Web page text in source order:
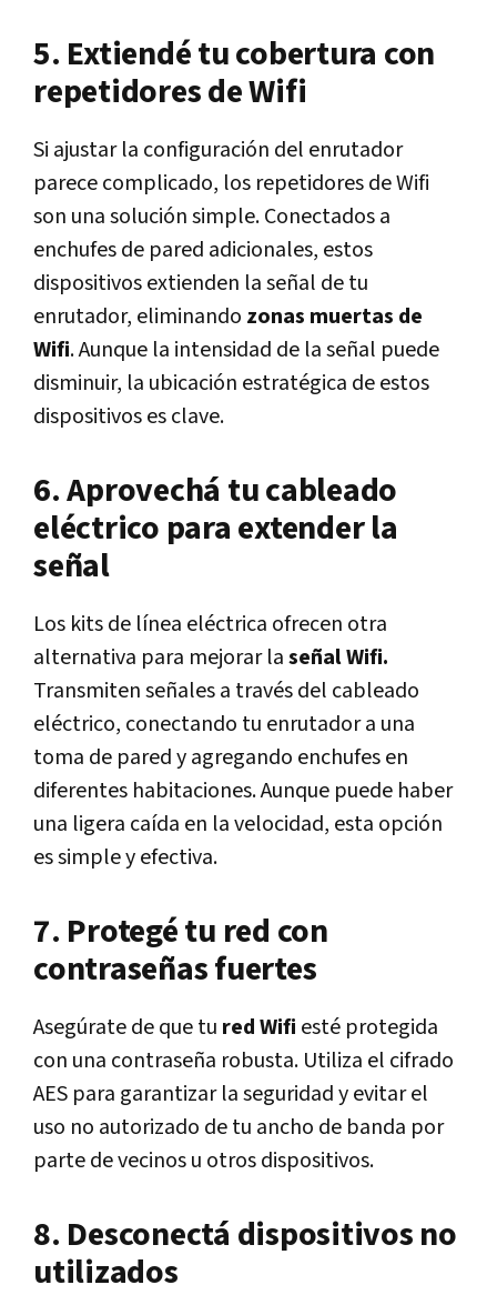
5. Extiendé tu cobertura con
repetidores de Wifi
Si ajustar la configuración del enrutador
parece complicado, los repetidores de Wifi
son una solución simple. Conectados a
enchufes de pared adicionales, estos
dispositivos extienden la señal de tu
enrutador, eliminando zonas muertas de
Wifi. Aunque la intensidad de la señal puede
disminuir, la ubicación estratégica de estos
dispositivos es clave.
6. Aprovechá tu cableado
eléctrico para extender la
señal
Los kits de línea eléctrica ofrecen otra
alternativa para mejorar laseñal Wifi.
Transmiten señales a través del cableado
eléctrico, conectando tu enrutador a una
toma de pared y agregando enchufes en
diferentes habitaciones. Aunque puede haber
una ligera caída en la velocidad, esta opción
es simple y efectiva.
7. Protegé tu red con
contraseñas fuertes
Asegúrate de que tu red Wifi esté protegida
con una contraseña robusta. Utiliza el cifrado
AES para garantizar la seguridad y evitar el
uso no autorizado de tu ancho de banda por
parte de vecinos u otros dispositivos.
8. Desconectá dispositivos no
utilizados